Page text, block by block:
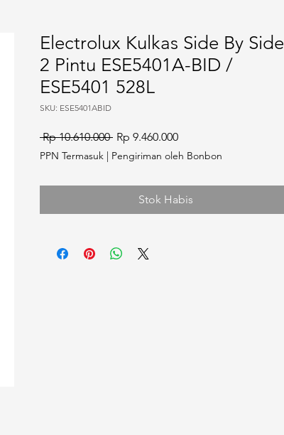
Electrolux Kulkas Side By Side
2 Pintu ESE5401A-BID /
ESE5401 528L
SKU: ESE5401ABID
Rp 10.610.000 Harga Reguler
Rp 9.460.000Harga Promosi
PPN Termasuk | Pengiriman oleh Bonbon
Stok Habis